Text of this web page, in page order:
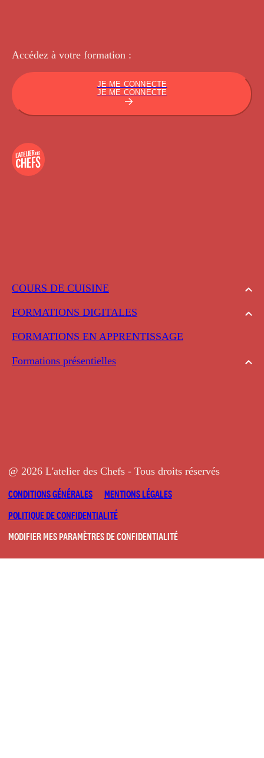
COURS DE CUISINE
FORMATIONS DIGITALES
FORMATIONS EN APPRENTISSAGE
Formations présentielles
Accédez à votre formation :
JE ME CONNECTE
JE ME CONNECTE
@ 2026 L'atelier des Chefs - Tous droits réservés
CONDITIONS GÉNÉRALES
MENTIONS LÉGALES
POLITIQUE DE CONFIDENTIALITÉ
MODIFIER MES PARAMÈTRES DE CONFIDENTIALITÉ